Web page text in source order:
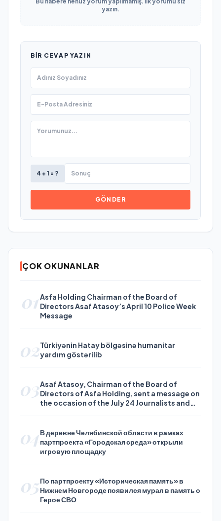
yazın.
BIR CEVAP YAZIN
4 + 1 = ?
GÖNDER
ÇOK OKUNANLAR
01Asfa Holding Chairman of the Board of
Directors Asaf Atasoy’s April 10 Police Week
Message
02Türkiyənin Hatay bölgəsinə humanitar
yardım göstərilib
03Asaf Atasoy, Chairman of the Board of
Directors of Asfa Holding, sent a message on
the occasion of the July 24 Journalists and
04В деревне Челябинской области в рамках
партпроекта «Городская среда» открыли
игровую площадку
05По партпроекту «Историческая память» в
Нижнем Новгороде появился мурал в память о
Герое СВО